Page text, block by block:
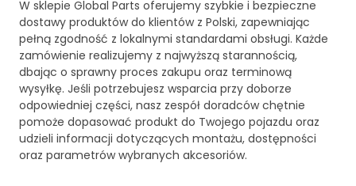
W sklepie Global Parts oferujemy szybkie i bezpieczne
dostawy produktów do klientów z Polski, zapewniając
pełną zgodność z lokalnymi standardami obsługi. Każde
zamówienie realizujemy z najwyższą starannością,
dbając o sprawny proces zakupu oraz terminową
wysyłkę. Jeśli potrzebujesz wsparcia przy doborze
odpowiedniej części, nasz zespół doradców chętnie
pomoże dopasować produkt do Twojego pojazdu oraz
udzieli informacji dotyczących montażu, dostępności
oraz parametrów wybranych akcesoriów.